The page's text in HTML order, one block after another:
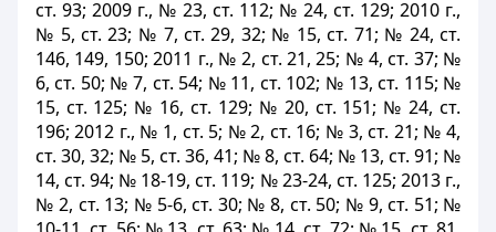
ст. 93; 2009 г., № 23, ст. 112; № 24, ст. 129; 2010 г.,
№ 5, ст. 23; № 7, ст. 29, 32; № 15, ст. 71; № 24, ст.
146, 149, 150; 2011 г., № 2, ст. 21, 25; № 4, ст. 37; №
6, ст. 50; № 7, ст. 54; № 11, ст. 102; № 13, ст. 115; №
15, ст. 125; № 16, ст. 129; № 20, ст. 151; № 24, ст.
196; 2012 г., № 1, ст. 5; № 2, ст. 16; № 3, ст. 21; № 4,
ст. 30, 32; № 5, ст. 36, 41; № 8, ст. 64; № 13, ст. 91; №
14, ст. 94; № 18-19, ст. 119; № 23-24, ст. 125; 2013 г.,
№ 2, ст. 13; № 5-6, ст. 30; № 8, ст. 50; № 9, ст. 51; №